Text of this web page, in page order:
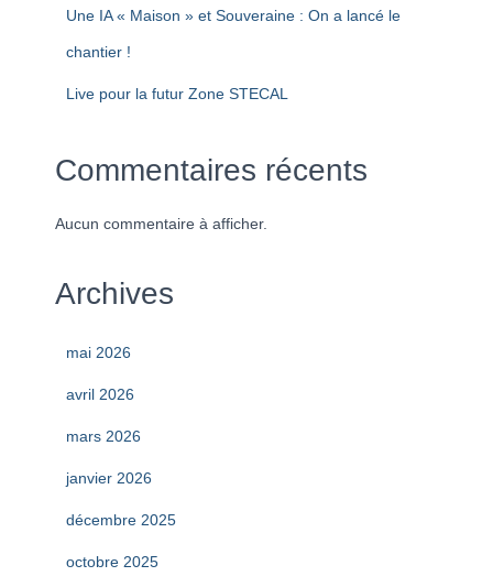
Une IA « Maison » et Souveraine : On a lancé le
chantier !
Live pour la futur Zone STECAL
Commentaires récents
Aucun commentaire à afficher.
Archives
mai 2026
avril 2026
mars 2026
janvier 2026
décembre 2025
octobre 2025